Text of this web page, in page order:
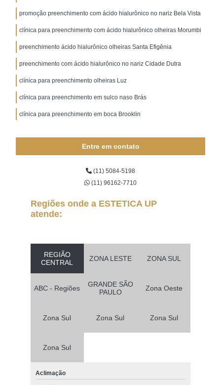
promoção preenchimento com ácido hialurônico no nariz Bela Vista
clínica para preenchimento com ácido hialurônico olheiras Morumbi
preenchimento ácido hialurônico olheiras Santa Efigênia
preenchimento com ácido hialurônico no nariz Cidade Dutra
clínica para preenchimento olheiras Luz
clínica para preenchimento em sulco naso Brás
clínica para preenchimento em boca Brooklin
Entre em contato
(11) 5084-5198
(11) 96162-7710
Regiões onde a ESTETICA UP
atende:
REGIÃO
CENTRAL
ZONA LESTE ZONA SUL
ABC - Regiões
GRANDE SÃO
PAULO
Zona Oeste
Zona Sul Zona Sul Zona Sul
Zona Sul
Aclimação